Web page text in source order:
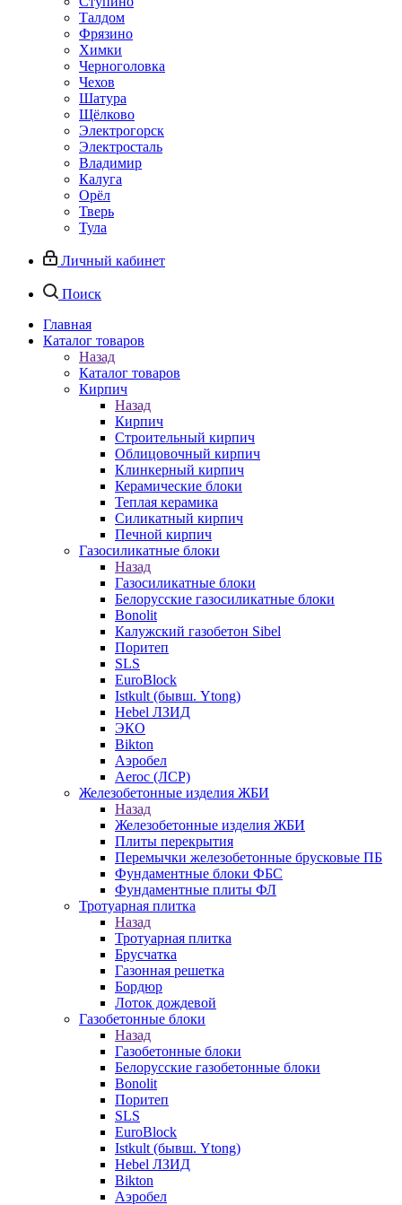
Талдом
Фрязино
Химки
Черноголовка
Чехов
Шатура
Щёлково
Электрогорск
Электросталь
Владимир
Калуга
Орёл
Тверь
Тула
Личный кабинет
Поиск
Главная
Каталог товаров
Назад
Каталог товаров
Кирпич
Назад
Кирпич
Строительный кирпич
Облицовочный кирпич
Клинкерный кирпич
Керамические блоки
Теплая керамика
Силикатный кирпич
Печной кирпич
Газосиликатные блоки
Назад
Газосиликатные блоки
Белорусские газосиликатные блоки
Bonolit
Калужский газобетон Sibel
Поритеп
SLS
EuroBlock
Istkult (бывш. Ytong)
Hebel ЛЗИД
ЭКО
Bikton
Аэробел
Aeroc (ЛСР)
Железобетонные изделия ЖБИ
Назад
Железобетонные изделия ЖБИ
Плиты перекрытия
Перемычки железобетонные брусковые ПБ
Фундаментные блоки ФБС
Фундаментные плиты ФЛ
Тротуарная плитка
Назад
Тротуарная плитка
Брусчатка
Газонная решетка
Бордюр
Лоток дождевой
Газобетонные блоки
Назад
Газобетонные блоки
Белорусские газобетонные блоки
Bonolit
Поритеп
SLS
EuroBlock
Istkult (бывш. Ytong)
Hebel ЛЗИД
Bikton
Аэробел